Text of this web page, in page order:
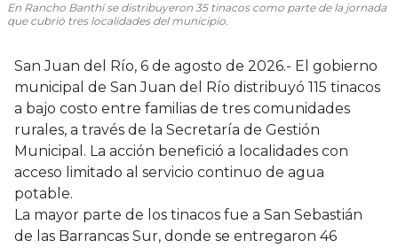
En Rancho Banthí se distribuyeron 35 tinacos como parte de la jornada
que cubrió tres localidades del municipio.
San Juan del Río, 6 de agosto de 2026.- El gobierno
municipal de San Juan del Río distribuyó 115 tinacos
a bajo costo entre familias de tres comunidades
rurales, a través de la Secretaría de Gestión
Municipal. La acción benefició a localidades con
acceso limitado al servicio continuo de agua
potable.
La mayor parte de los tinacos fue a San Sebastián
de las Barrancas Sur, donde se entregaron 46